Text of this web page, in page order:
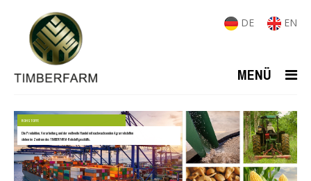
DE EN
MENÜ
ROHSTOFFE
Die Produktion, Verarbeitung und der weltweite Handel mit nachwachsenden Agrarrohstoffen
stehen im Zentrum des TIMBERFARM-Rohstoffgeschäfts.